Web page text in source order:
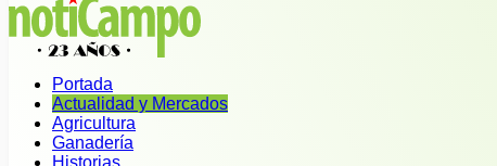
Portada
Actualidad y Mercados
Agricultura
Ganadería
Historias